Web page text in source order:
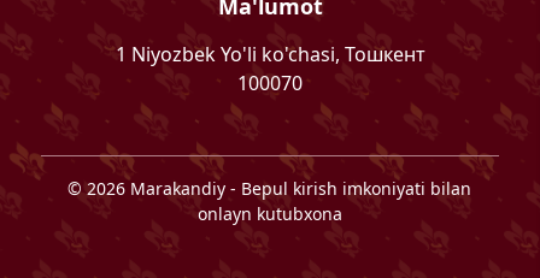
1 Niyozbek Yo'li ko'chasi, Тошкент
100070
©2026 Marakandiy- Bepul kirish imkoniyati bilan
onlayn kutubxona